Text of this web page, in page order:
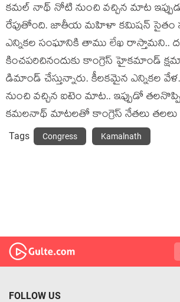
కమల్ నాథ్ నోటి నుంచి వచ్చిన మాట
రేపుతోంది. జాతీయ మహిళా కమిషన్ సైతం
ఎన్నికల సంఘానికి తాము లేఖ రాస్తామని..
కించపరిచినందుకు కాంగ్రెస్ హైకమాండ్
డిమాండ్ చేస్తున్నారు. కీలకమైన ఎన్నికల
నుంచి వచ్చిన ఐటెం మాట.. ఇప్పుడో
కమలనాథ్ మాటలతో కాంగ్రెస్ నేతలు తలలు
Tags Congress Kamalnath
FOLLOW US